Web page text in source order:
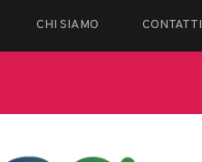
CHI SIAMO CONTATTI